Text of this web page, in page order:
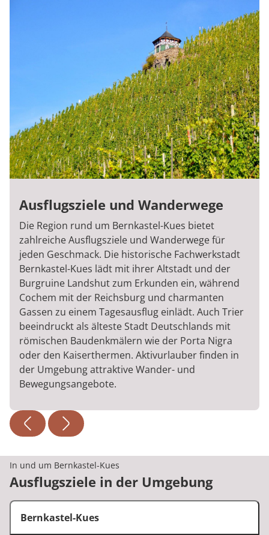
Ausflugsziele und Wanderwege
Die Region rund um Bernkastel-Kues bietet
zahlreiche Ausflugsziele und Wanderwege für
jeden Geschmack. Die historische Fachwerkstadt
Bernkastel-Kues lädt mit ihrer Altstadt und der
Burgruine Landshut zum Erkunden ein, während
Cochem mit der Reichsburg und charmanten
Gassen zu einem Tagesausflug einlädt. Auch Trier
beeindruckt als älteste Stadt Deutschlands mit
römischen Baudenkmälern wie der Porta Nigra
oder den Kaiserthermen. Aktivurlauber finden in
der Umgebung attraktive Wander- und
Bewegungsangebote.
In und um Bernkastel-Kues
Ausflugsziele in der Umgebung
Bernkastel-Kues